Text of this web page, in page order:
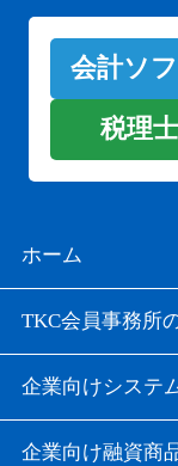
会計ソ
税理
ホーム
TKC会員事務所
企業向けシステ
企業向け融資商